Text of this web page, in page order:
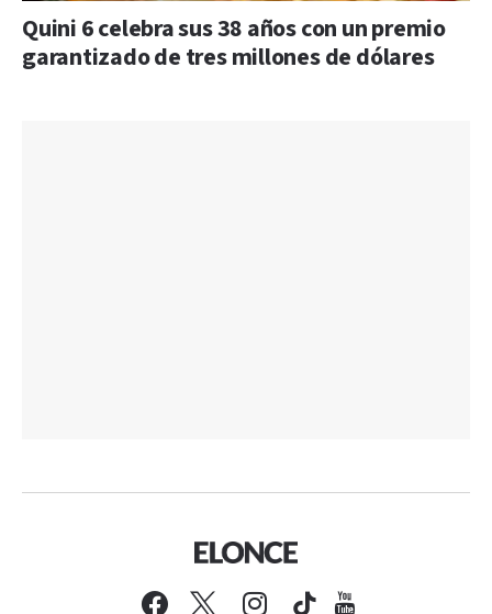
Quini 6 celebra sus 38 años con un premio
garantizado de tres millones de dólares